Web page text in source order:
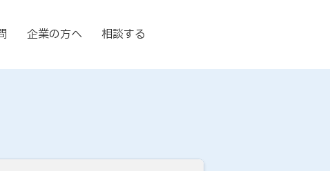
企業の方へ 相談する